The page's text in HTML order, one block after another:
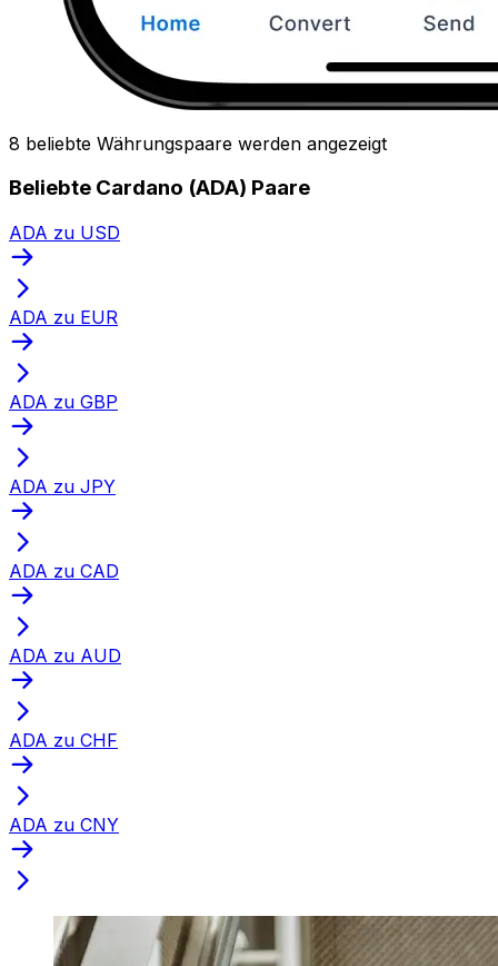
8 beliebte Währungspaare werden angezeigt
Beliebte Cardano (ADA) Paare
ADA zu USD
ADA zu EUR
ADA zu GBP
ADA zu JPY
ADA zu CAD
ADA zu AUD
ADA zu CHF
ADA zu CNY